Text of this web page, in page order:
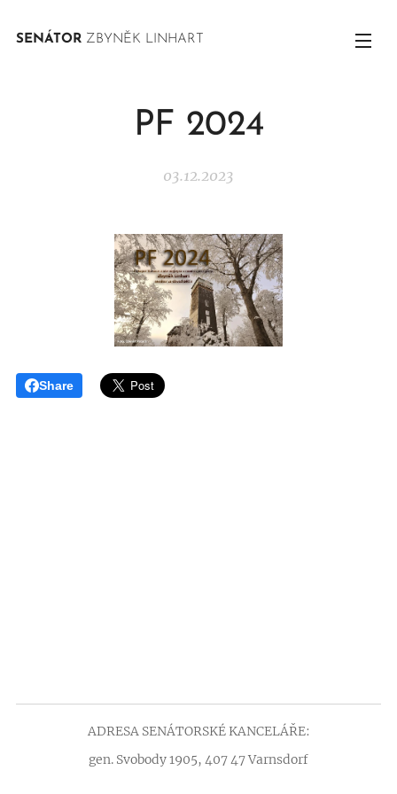
SENÁTOR ZBYNĚK LINHART
PF 2024
03.12.2023
Share
ADRESA SENÁTORSKÉ KANCELÁŘE:
gen. Svobody 1905, 407 47 Varnsdorf